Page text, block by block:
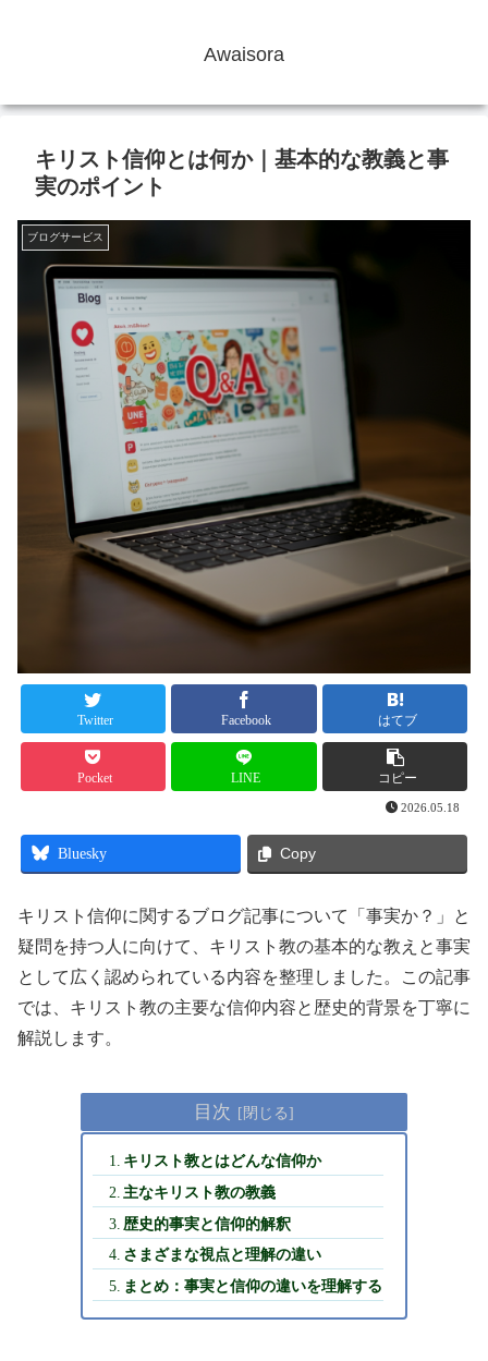
Awaisora
キリスト信仰とは何か｜基本的な教義と事
実のポイント
ブログサービス
Twitter Facebook はてブ
Pocket LINE コピー
2026.05.18
Bluesky Copy
キリスト信仰に関するブログ記事について「事実か？」と
疑問を持つ人に向けて、キリスト教の基本的な教えと事実
として広く認められている内容を整理しました。この記事
では、キリスト教の主要な信仰内容と歴史的背景を丁寧に
解説します。
目次
キリスト教とはどんな信仰か
主なキリスト教の教義
歴史的事実と信仰的解釈
さまざまな視点と理解の違い
まとめ：事実と信仰の違いを理解する